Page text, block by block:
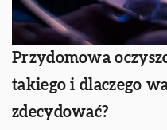
Przydomowa
takiego i dlaczego
zdecydować?